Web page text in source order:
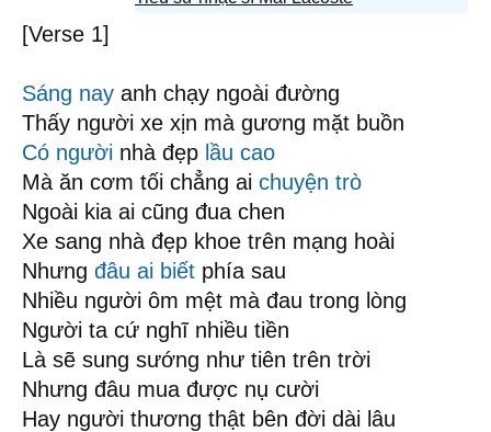
[Verse 1]
Sáng nay anh chạy ngoài đường
Thấy người xe xịn mà gương mặt buồn
Có người nhà đẹp lầu cao
Mà ăn cơm tối chẳng ai chuyện trò
Ngoài kia ai cũng đua chen
Xe sang nhà đẹp khoe trên mạng hoài
Nhưng đâu ai biết phía sau
Nhiều người ôm mệt mà đau trong lòng
Người ta cứ nghĩ nhiều tiền
Là sẽ sung sướng như tiên trên trời
Nhưng đâu mua được nụ cười
Hay người thương thật bên đời dài lâu